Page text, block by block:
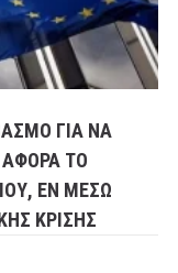
ΓΙΑ ΝΑ
ΤΟ
ΕΝ ΜΈΣΩ
ΚΡΊΣΗΣ